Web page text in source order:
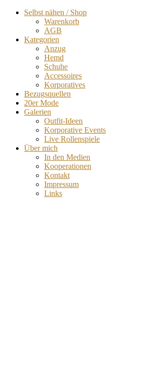
Selbst nähen / Shop
Warenkorb
AGB
Kategorien
Anzug
Hemd
Schuhe
Accessoires
Korporatives
Bezugsquellen
20er Mode
Galerien
Outfit-Ideen
Korporative Events
Live Rollenspiele
Über mich
In den Medien
Kooperationen
Kontakt
Impressum
Links